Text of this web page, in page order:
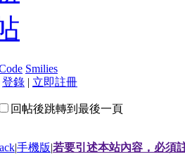
Smilies
登錄 | 立即註冊
回帖後跳轉到最後一頁
|手機版|若要引述本站內容，必須